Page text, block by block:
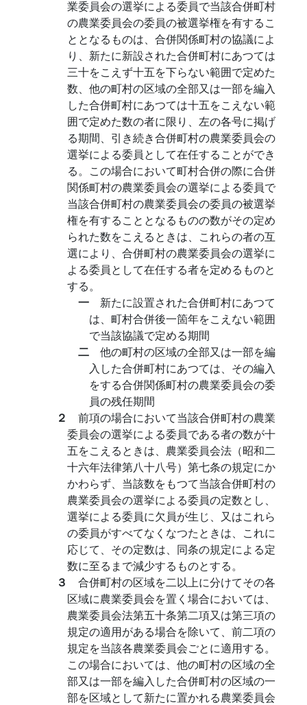
業委員会の選挙による委員で当該合併町村
の農業委員会の委員の被選挙権を有するこ
ととなるものは、合併関係町村の協議によ
り、新たに新設された合併町村にあつては
三十をこえず十五を下らない範囲で定めた
数、他の町村の区域の全部又は一部を編入
した合併町村にあつては十五をこえない範
囲で定めた数の者に限り、左の各号に掲げ
る期間、引き続き合併町村の農業委員会の
選挙による委員として在任することができ
る。この場合において町村合併の際に合併
関係町村の農業委員会の選挙による委員で
当該合併町村の農業委員会の委員の被選挙
権を有することとなるものの数がその定め
られた数をこえるときは、これらの者の互
選により、合併町村の農業委員会の選挙に
よる委員として在任する者を定めるものと
する。
一 新たに設置された合併町村にあつて
は、町村合併後一箇年をこえない範囲
で当該協議で定める期間
二 他の町村の区域の全部又は一部を編
入した合併町村にあつては、その編入
をする合併関係町村の農業委員会の委
員の残任期間
２ 前項の場合において当該合併町村の農業
委員会の選挙による委員である者の数が十
五をこえるときは、農業委員会法（昭和二
十六年法律第八十八号）第七条の規定にか
かわらず、当該数をもつて当該合併町村の
農業委員会の選挙による委員の定数とし、
選挙による委員に欠員が生じ、又はこれら
の委員がすべてなくなつたときは、これに
応じて、その定数は、同条の規定による定
数に至るまで減少するものとする。
３ 合併町村の区域を二以上に分けてその各
区域に農業委員会を置く場合においては、
農業委員会法第五十条第二項又は第三項の
規定の適用がある場合を除いて、前二項の
規定を当該各農業委員会ごとに適用する。
この場合においては、他の町村の区域の全
部又は一部を編入した合併町村の区域の一
部を区域として新たに置かれる農業委員会